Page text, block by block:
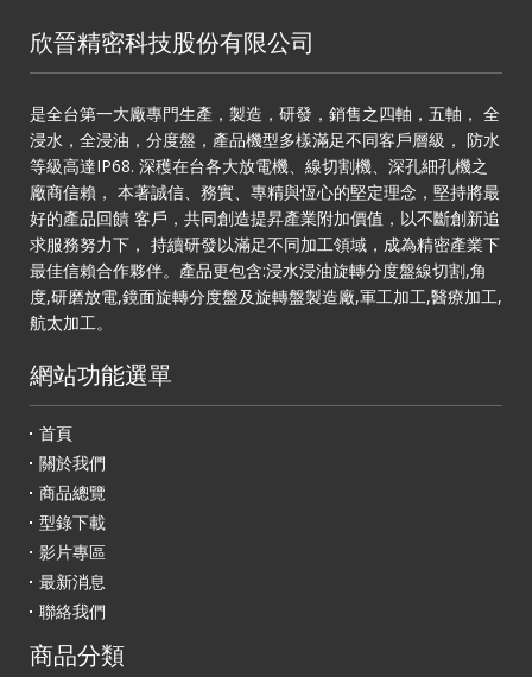
欣晉精密科技股份有限公司
是全台第一大廠專門生產，製造，研發，銷售之四軸，五軸， 全
浸水，全浸油，分度盤，產品機型多樣滿足不同客戶層級， 防水
等級高達IP68. 深穫在台各大放電機、線切割機、深孔細孔機之
廠商信賴， 本著誠信、務實、專精與恆心的堅定理念，堅持將最
好的產品回饋 客戶，共同創造提昇產業附加價值，以不斷創新追
求服務努力下， 持續研發以滿足不同加工領域，成為精密產業下
最佳信賴合作夥伴。產品更包含:浸水浸油旋轉分度盤線切割,角
度,研磨放電,鏡面旋轉分度盤及旋轉盤製造廠,軍工加工,醫療加工,
航太加工。
網站功能選單
首頁
關於我們
商品總覽
型錄下載
影片專區
最新消息
聯絡我們
商品分類